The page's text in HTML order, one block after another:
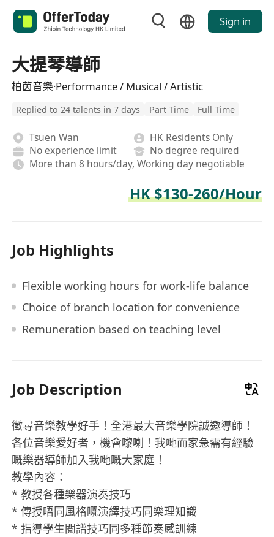
Sign in
大提琴導師
柏茵音樂·Performance / Musical / Artistic
Replied to 24 talents in 7 days Part Time Full Time
Tsuen Wan
HK Residents Only
No experience limit
No degree required
More than 8 hours/day, Working day negotiable
HK $130-260/Hour
Job Highlights
Flexible working hours for work-life balance
Choice of branch location for convenience
Remuneration based on teaching level
Job Description
徵尋音樂教學好手！全港最大音樂學院誠邀導師！
各位音樂愛好者，機會嚟喇！我哋而家急需有經驗
嘅樂器導師加入我哋嘅大家庭！
教學內容：
* 教授各種樂器演奏技巧
* 傳授唔同風格嘅演繹技巧同樂理知識
* 指導學生閱譜技巧同多種節奏感訓練